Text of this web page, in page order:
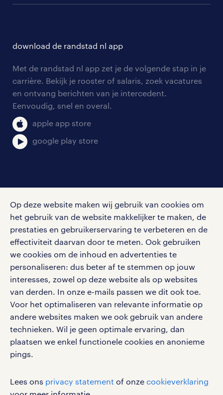
Op deze website maken wij gebruik van cookies om
het gebruik van de website makkelijker te maken, de
prestaties en gebruikerservaring te verbeteren en de
effectiviteit daarvan door te meten. Ook gebruiken
we cookies om de inhoud en advertenties te
personaliseren: dus beter af te stemmen op jouw
interesses, zowel op deze website als op websites
van derden. In onze e-mails passen we dit ook toe.
Voor het optimaliseren van relevante informatie op
andere websites maken we ook gebruik van andere
technieken. Wil je geen optimale ervaring, dan
plaatsen we enkel functionele cookies en anonieme
pings.
Lees ons privacy statement of onze cookieverklaring
algemene voorwaarden
download de randstad nl app
Met de randstad nl app zet je de volgende stap in je
carrière. Bekijk je rooster of salaris, zoek vacatures
en ontvang berichten van je intercedent.
Eenvoudig, snel en overal.
apple app store
google play store
Volg ons voor de leukste content omtrent
vacatures, solliciteren en inspiratie.
werken bij randstad
gebruikersvoorwaarden
privacystatement
cookies
disclaimer
sitemap
RANDSTAD, HUMAN FORWARD en SHAPING THE
WORLD OF WORK zijn geregistreerde